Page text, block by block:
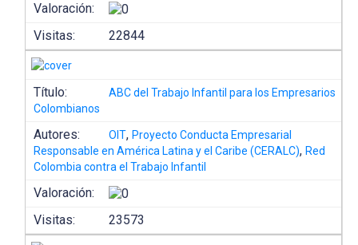
Valoración:
Visitas:
22844
Título:
ABC del Trabajo Infantil para los Empresarios
Colombianos
Autores: OIT,Proyecto Conducta Empresarial
Responsable en América Latina y el Caribe (CERALC),Red
Colombia contra el Trabajo Infantil
Valoración:
Visitas:
23573